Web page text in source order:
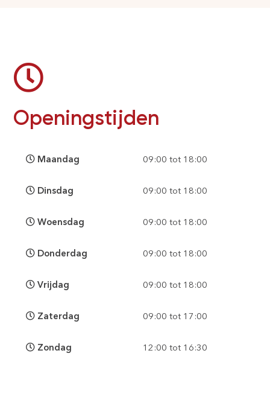
Openingstijden
Maandag 09:00 tot 18:00
Dinsdag 09:00 tot 18:00
Woensdag 09:00 tot 18:00
Donderdag 09:00 tot 18:00
Vrijdag 09:00 tot 18:00
Zaterdag 09:00 tot 17:00
Zondag 12:00 tot 16:30